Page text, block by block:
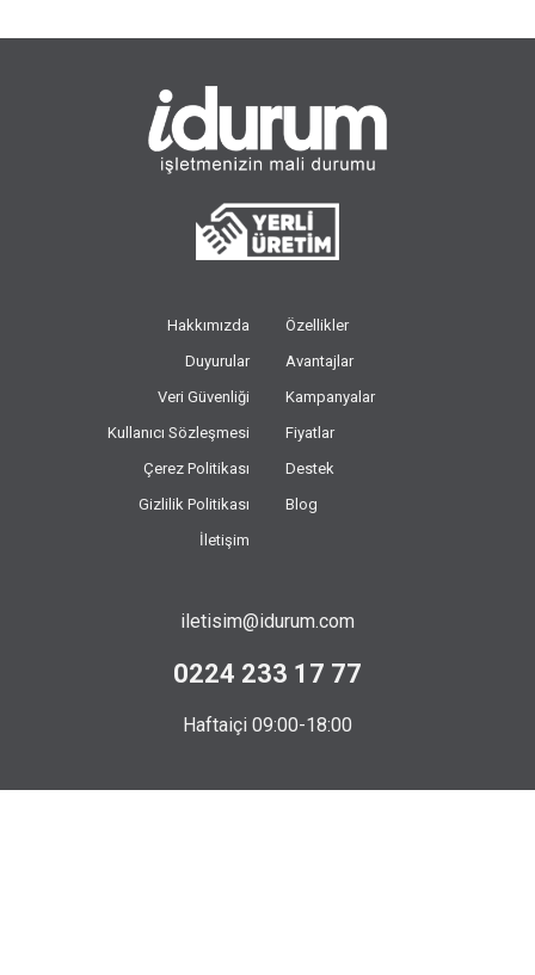
Hakkımızda
Duyurular
Veri Güvenliği
Kullanıcı Sözleşmesi
Çerez Politikası
Gizlilik Politikası
İletişim
Özellikler
Avantajlar
Kampanyalar
Fiyatlar
Destek
Blog
iletisim@idurum.com
0224 233 17 77
Haftaiçi 09:00-18:00